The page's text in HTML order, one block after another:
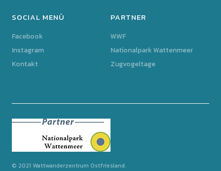
SOCIAL MENÜ
Facebook
Instagram
Kontakt
PARTNER
WWF
Nationalpark Wattenmeer
Zugvogeltage
© 2021 Wattwanderzentrum Ostfriesland